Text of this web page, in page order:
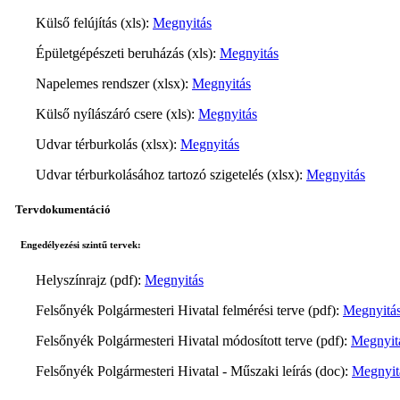
Külső felújítás (xls): Megnyitás
Épületgépészeti beruházás (xls): Megnyitás
Napelemes rendszer (xlsx): Megnyitás
Külső nyílászáró csere (xls): Megnyitás
Udvar térburkolás (xlsx): Megnyitás
Udvar térburkolásához tartozó szigetelés (xlsx): Megnyitás
Tervdokumentáció
Engedélyezési szintű tervek:
Helyszínrajz (pdf): Megnyitás
Felsőnyék Polgármesteri Hivatal felmérési terve (pdf):
Felsőnyék Polgármesteri Hivatal módosított terve (pdf):
Felsőnyék Polgármesteri Hivatal - Műszaki leírás (doc):